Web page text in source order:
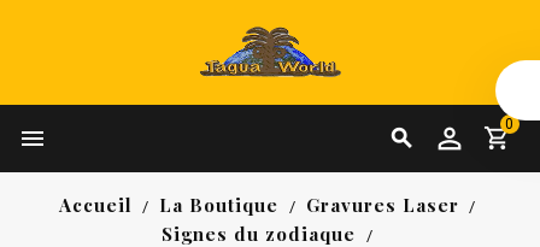

 0
Accueil La Boutique
Gravures Laser
Signes du zodiaque